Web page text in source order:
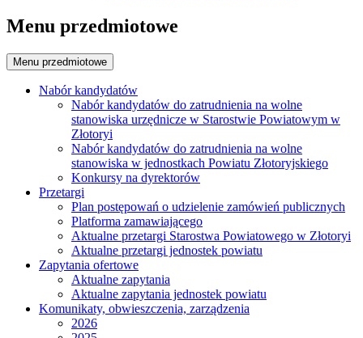
Menu przedmiotowe
Menu przedmiotowe
Nabór kandydatów
Nabór kandydatów do zatrudnienia na wolne
stanowiska urzędnicze w Starostwie Powiatowym w
Złotoryi
Nabór kandydatów do zatrudnienia na wolne
stanowiska w jednostkach Powiatu Złotoryjskiego
Konkursy na dyrektorów
Przetargi
Plan postępowań o udzielenie zamówień publicznych
Platforma zamawiającego
Aktualne przetargi Starostwa Powiatowego w Złotoryi
Aktualne przetargi jednostek powiatu
Zapytania ofertowe
Aktualne zapytania
Aktualne zapytania jednostek powiatu
Komunikaty, obwieszczenia, zarządzenia
2026